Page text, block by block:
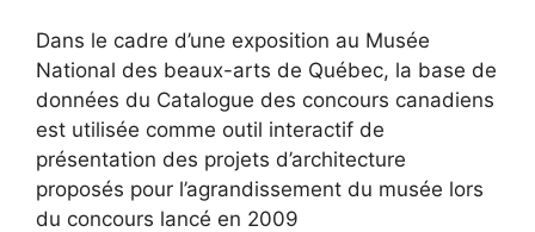
Dans le cadre d’une exposition au Musée
National des beaux-arts de Québec, la base de
données du Catalogue des concours canadiens
est utilisée comme outil interactif de
présentation des projets d’architecture
proposés pour l’agrandissement du musée lors
du concours lancé en 2009